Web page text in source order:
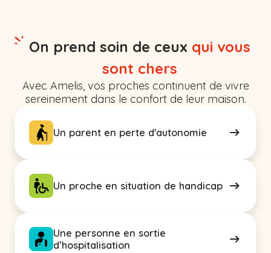
On prend soin de ceux qui vous
sont chers
Avec Amelis, vos proches continuent de vivre
sereinement dans le confort de leur maison.
Un parent en perte d'autonomie
Un proche en situation de handicap
Une personne en sortie
d’hospitalisation